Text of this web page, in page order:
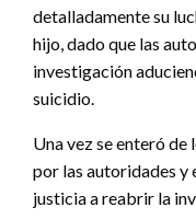
detalladamente su
hijo, dado que las
investigación
suicidio.
Una vez se enteró de
por las autoridades y
justicia a reabrir la